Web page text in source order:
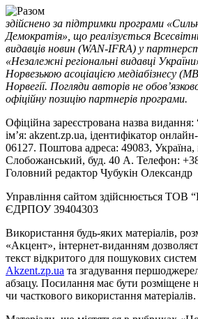
здійснено за підтримки програми
Демократія», що реалізується
видавців новин (WAN-IFRA) у
«Незалежні регіональні видавці
Норвезькою асоціацією медіабізнесу
Норвегії. Погляди авторів не
офіційну позицію партнерів програми.
Офіційна зареєстрована назва
ім’я: akzent.zp.ua, ідентифікатор
06127. Поштова адреса: 49083,
Слобожанський, буд. 40 А. Телефон:
Головний редактор Чубукін Олександр
Управління сайтом здійснюється ТОВ
ЄДРПОУ 39404303
Використання будь-яких матеріалів,
«Акцент», інтернет-виданням
текст відкритого для пошукових
Akzent.zp.ua та згадування
абзацу. Посилання має бути розміщене
чи часткового використання матеріалів.